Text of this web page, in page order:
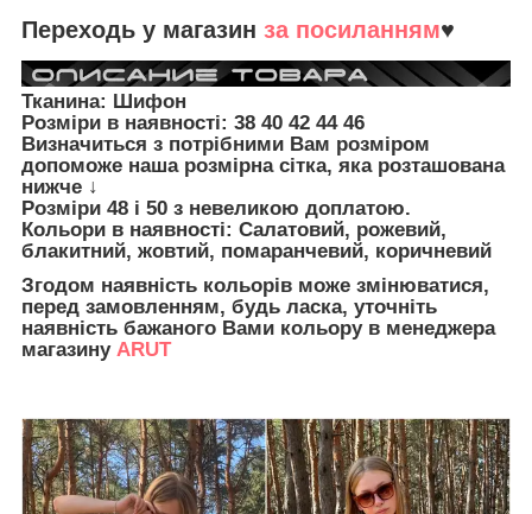
Переходь у магазин за посиланням♥
Тканина: Шифон
Розміри в наявності: 38 40 42 44 46
Визначиться з потрібними Вам розміром
допоможе наша розмірна сітка, яка розташована
нижче ↓
Розміри 48 і 50 з невеликою доплатою.
Кольори в наявності: Салатовий, рожевий,
блакитний, жовтий, помаранчевий, коричневий
Згодом наявність кольорів може змінюватися,
перед замовленням, будь ласка, уточніть
наявність бажаного Вами кольору в менеджера
магазину ARUT